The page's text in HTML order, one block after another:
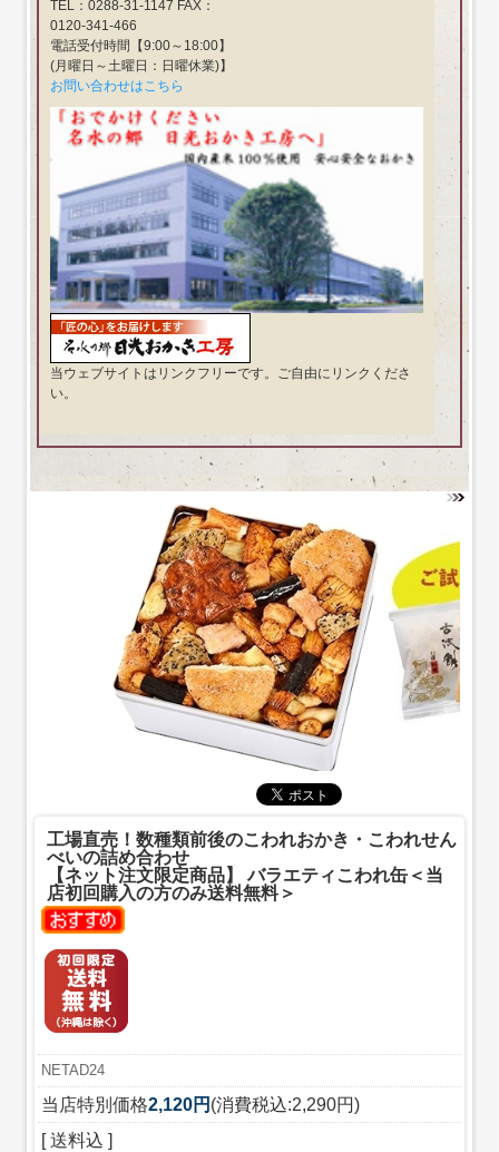
TEL：0288-31-1147 FAX：
0120-341-466
電話受付時間【9:00～18:00】
(月曜日～土曜日：日曜休業)】
お問い合わせはこちら
当ウェブサイトはリンクフリーです。ご自由にリンクくださ
い。
工場直売！数種類前後のこわれおかき・こわれせん
べいの詰め合わせ
【ネット注文限定商品】 バラエティこわれ缶＜当
店初回購入の方のみ送料無料＞
NETAD24
当店特別価格2,120円 (消費税込:2,290円)
[ 送料込 ]